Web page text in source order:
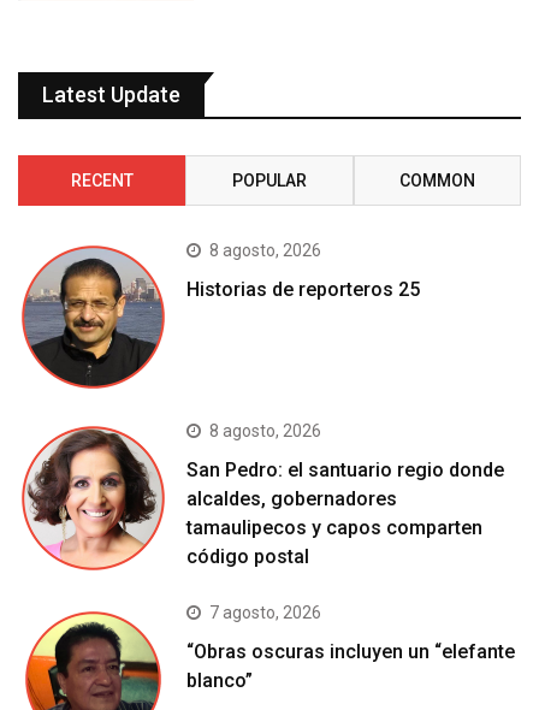
Latest Update
RECENT POPULAR COMMON
8 agosto, 2026
Historias de reporteros 25
8 agosto, 2026
San Pedro: el santuario regio donde
alcaldes, gobernadores
tamaulipecos y capos comparten
código postal
7 agosto, 2026
“Obras oscuras incluyen un “elefante
blanco”